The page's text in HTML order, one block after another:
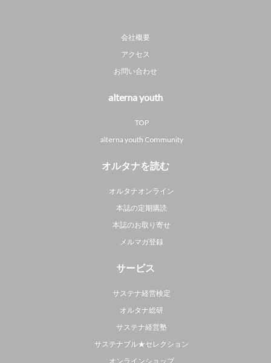
会社概要
アクセス
お問い合わせ
alterna youth
TOP
alterna youth Community
オルタナを読む
オルタナオンライン
本誌の定期購読
本誌のお取り寄せ
メルマガ登録
サービス
サステナ経営検定
オルタナ総研
サステナ経営塾
サステナブル★セレクション
オンラインショップ